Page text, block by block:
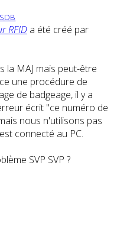
RFID a été créé par
la MAJ mais peut-être
une procédure de
de badgeage, il y a
écrit "ce numéro de
nous n'utilisons pas
connecté au PC.
SVP SVP ?